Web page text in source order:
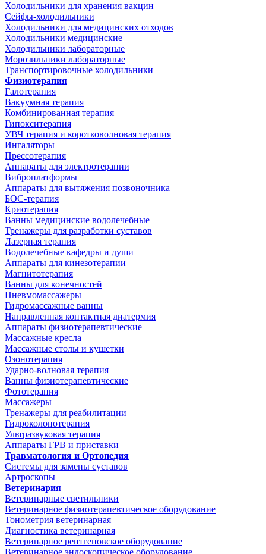
Холодильники для хранения вакцин
Сейфы-холодильники
Холодильники для медицинских отходов
Холодильники медицинские
Холодильники лабораторные
Морозильники лабораторные
Транспортировочные холодильники
Физиотерапия
Галотерапия
Вакуумная терапия
Комбинированная терапия
Гипокситерапия
УВЧ терапия и коротковолновая терапия
Ингаляторы
Прессотерапия
Аппараты для электротерапии
Виброплатформы
Аппараты для вытяжения позвоночника
БОС-терапия
Криотерапия
Ванны медицинские водолечебные
Тренажеры для разработки суставов
Лазерная терапия
Водолечебные кафедры и души
Аппараты для кинезотерапии
Магнитотерапия
Ванны для конечностей
Пневмомассажеры
Гидромассажные ванны
Направленная контактная диатермия
Аппараты физиотерапевтические
Массажные кресла
Массажные столы и кушетки
Озонотерапия
Ударно-волновая терапия
Ванны физиотерапевтические
Фототерапия
Массажеры
Тренажеры для реабилитации
Гидроколонотерапия
Ультразвуковая терапия
Аппараты ГРВ и приставки
Травматология и Ортопедия
Системы для замены суставов
Артроскопы
Ветеринария
Ветеринарные светильники
Ветеринарное физиотерапевтическое оборудование
Тонометрия ветеринарная
Диагностика ветеринарная
Ветеринарное рентгеновское оборудование
Ветеринарное эндоскопическое оборудование